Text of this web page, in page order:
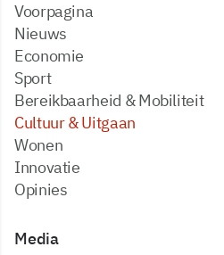
Voorpagina
Nieuws
Economie
Sport
Bereikbaarheid & Mobiliteit
Cultuur & Uitgaan
Wonen
Innovatie
Opinies
Media